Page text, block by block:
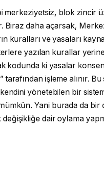
merkeziyetsiz, blok zincir
Biraz daha açarsak,
kuralları ve yasaları
yazılan kurallar
kodunda ki yasalar
işleme alınır.
yönetebilen bir
Yani burada da bir
dair oylama